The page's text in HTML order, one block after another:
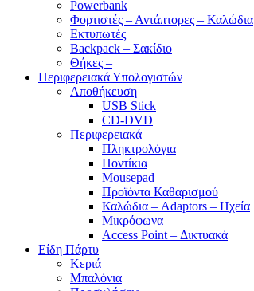
Powerbank
Φορτιστές – Αντάπτορες – Καλώδια
Εκτυπωτές
Backpack – Σακίδιο
Θήκες –
Περιφερειακά Υπολογιστών
Αποθήκευση
USB Stick
CD-DVD
Περιφερειακά
Πληκτρολόγια
Ποντίκια
Mousepad
Προϊόντα Καθαρισμού
Καλώδια – Adaptors – Ηχεία
Μικρόφωνα
Access Point – Δικτυακά
Είδη Πάρτυ
Κεριά
Μπαλόνια